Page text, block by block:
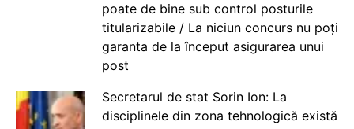
poate de bine sub control posturile
titularizabile / La niciun concurs nu poți
garanta de la început asigurarea unui
post
Secretarul de stat Sorin Ion: La
disciplinele din zona tehnologică există